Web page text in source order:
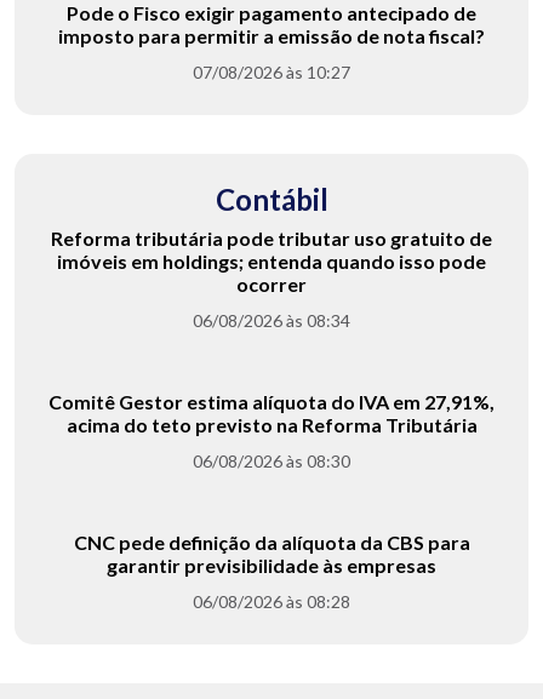
Pode o Fisco exigir pagamento antecipado de
imposto para permitir a emissão de nota fiscal?
07/08/2026 às 10:27
Contábil
Reforma tributária pode tributar uso gratuito de
imóveis em holdings; entenda quando isso pode
ocorrer
06/08/2026 às 08:34
Comitê Gestor estima alíquota do IVA em 27,91%,
acima do teto previsto na Reforma Tributária
06/08/2026 às 08:30
CNC pede definição da alíquota da CBS para
garantir previsibilidade às empresas
06/08/2026 às 08:28